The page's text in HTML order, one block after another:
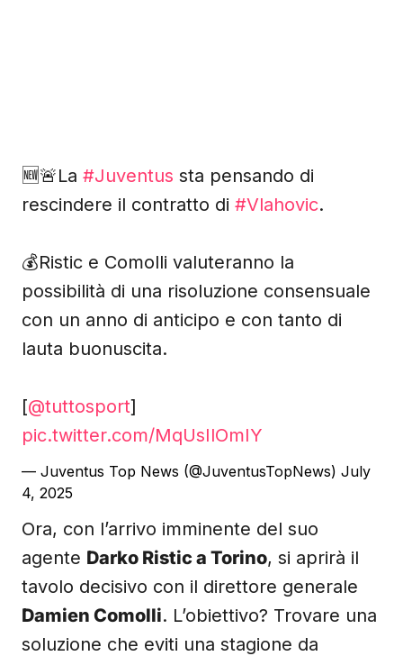
🆕🚨La #Juventus sta pensando di
rescindere il contratto di #Vlahovic.
💰Ristic e Comolli valuteranno la
possibilità di una risoluzione consensuale
con un anno di anticipo e con tanto di
lauta buonuscita.
[@tuttosport]
pic.twitter.com/MqUsIlOmIY
— Juventus Top News (@JuventusTopNews) July
4, 2025
Ora, con l’arrivo imminente del suo
agente Darko Ristic a Torino, si aprirà il
tavolo decisivo con il direttore generale
Damien Comolli. L’obiettivo? Trovare una
soluzione che eviti una stagione da